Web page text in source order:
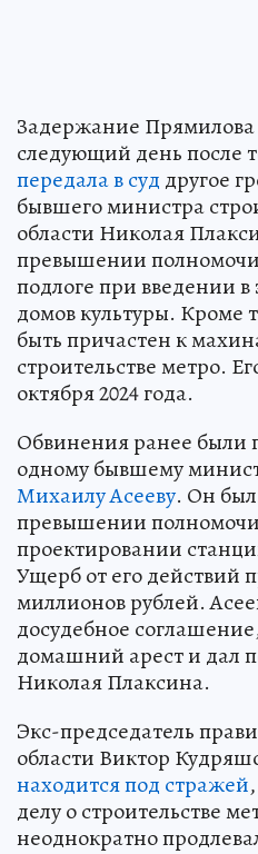
Задержание
следующий день после
передала в суд другое
бывшего министра
области Николая
превышении
подлоге при введении в
домов культуры. Кроме
быть причастен к
строительстве метро.
октября 2024 года.
Обвинения ранее были
одному бывшему
Михаилу Асееву. Он был
превышении
проектировании
Ущерб от его действий
миллионов рублей.
досудебное
домашний арест и дал
Николая Плаксина.
Экс-председатель
области Виктор
находится под стражей
делу о строительстве
неоднократно